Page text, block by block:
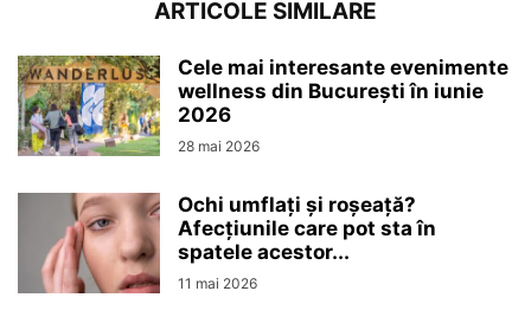
ARTICOLE SIMILARE
Cele mai interesante evenimente
wellness din București în iunie
2026
28 mai 2026
Ochi umflați și roșeață?
Afecțiunile care pot sta în
spatele acestor...
11 mai 2026